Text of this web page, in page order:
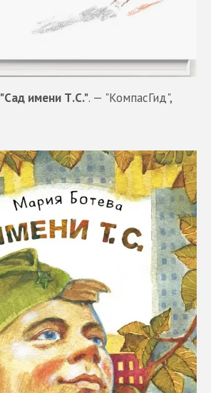
"Сад имени Т.С.". — "КомпасГид",